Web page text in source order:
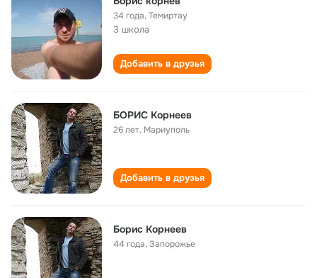
34 года,Темиртау
3 школа
Добавить в друзья
БОРИС Корнеев
26 лет, Мариуполь
Добавить в друзья
Борис Корнеев
44 года,Запорожье